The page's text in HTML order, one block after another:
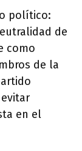
político:
de
como
de la
en el